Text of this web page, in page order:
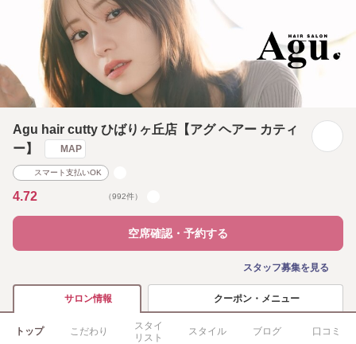
Agu hair cutty ひばりヶ丘店【アグ ヘアー カティ
ー】
MAP
スマート支払いOK
4.72 （992件）
空席確認・予約する
スタッフ募集を見る
サロン情報 クーポン・メニュー
トップ こだわり
スタイ
リスト
スタイル ブログ 口コミ